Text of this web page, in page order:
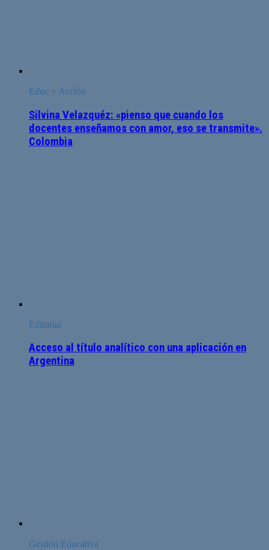
Educ + Acción
Silvina Velazquéz: «pienso que cuando los
docentes enseñamos con amor, eso se transmite».
Colombia
Editorial
Acceso al título analítico con una aplicación en
Argentina
Gestión Educativa